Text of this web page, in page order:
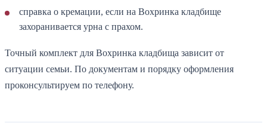
справка о кремации, если на Вохринка кладбище
захоранивается урна с прахом.
Точный комплект для Вохринка кладбища зависит от
ситуации семьи. По документам и порядку оформления
проконсультируем по телефону.